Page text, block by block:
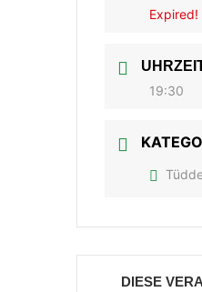
Expired!
19:30
DIESE